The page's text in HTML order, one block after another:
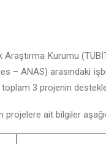
Araştırma Kurumu
– ANAS) arasındaki
toplam 3 projenin
ait bilgiler